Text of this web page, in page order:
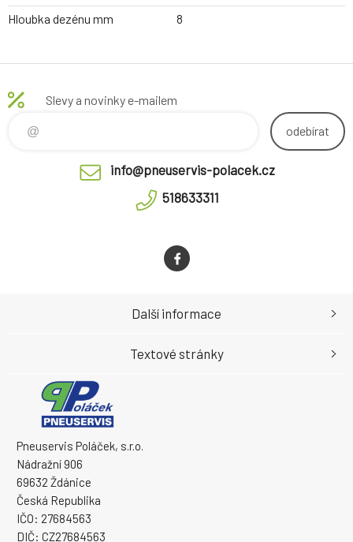
Hloubka dezénu mm
8
Slevy a novinky e-mailem
odebírat
info@pneuservis-polacek.cz
518633311
Pneuservis Poláček, s.r.o.
Nádražní 906
69632 Ždánice
Česká Republika
IČO: 27684563
DIČ: CZ27684563
Další informace
Textové stránky